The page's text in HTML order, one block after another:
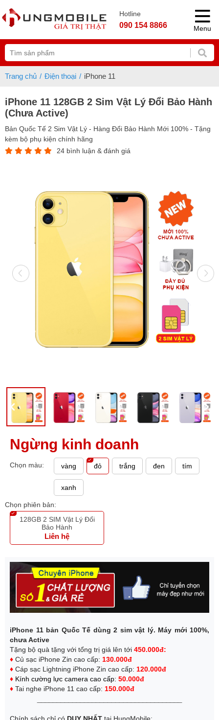
Hotline
090 154 8866 Menu
Trang chủ Điện thoại iPhone 11
iPhone 11 128GB 2 Sim Vật Lý Đổi Bảo Hành
(Chưa Active)
Bản Quốc Tế 2 Sim Vật Lý - Hàng Đổi Bảo Hành Mới 100% - Tặng
kèm bộ phụ kiện chính hãng
24 bình luận & đánh giá
Ngừng kinh doanh
Chọn màu: vàng đỏ trắng đen tím
xanh
Chọn phiên bản:
128GB 2 SIM Vật Lý Đổi
Bảo Hành
Liên hệ
iPhone 11 bản Quốc Tế dùng 2 sim vật lý. Máy mới 100%,
chưa Active
Tặng bộ quà tặng với tổng trị giá lên tới 450.000đ:
♦ Củ sạc iPhone Zin cao cấp: 130.000đ
♦ Cáp sạc Lightning iPhone Zin cao cấp: 120.000đ
♦ Kính cường lực camera cao cấp: 50.000đ
♦ Tai nghe iPhone 11 cao cấp: 150.000đ
Chính sách chỉ có DUY NHẤT tại HungMobile: